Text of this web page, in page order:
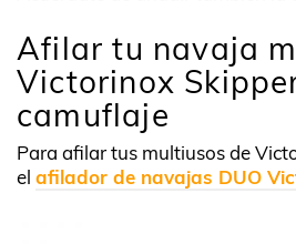
Afilar tu navaja
Victorinox
camuflaje
Para afilar tus multiusos de
el afilador de navajas DUO